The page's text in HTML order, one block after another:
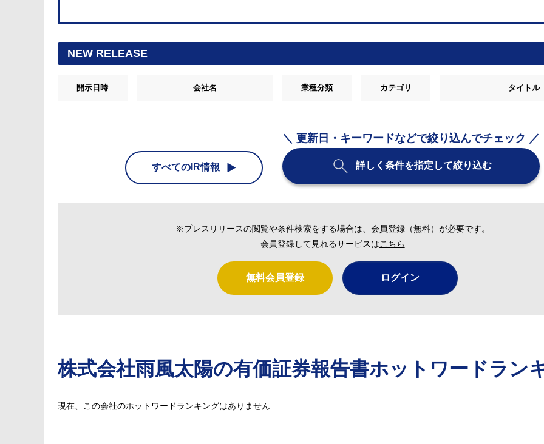
NEW RELEASE
開示日時 会社名 業種分類 カテゴリ タイトル
すべてのIR情報
＼ 更新日・キーワードなどで絞り込んでチェック ／
詳しく条件を指定して絞り込む
※プレスリリースの閲覧や条件検索をする場合は、会員登録（無料）が必要です。
会員登録して見れるサービスはこちら
無料会員登録 ログイン
株式会社雨風太陽の有価証券報告書ホットワードラン
現在、この会社のホットワードランキングはありません